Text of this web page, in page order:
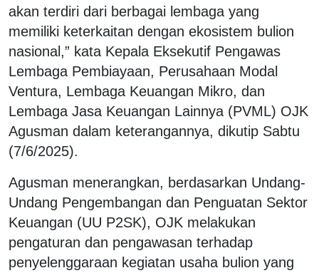
akan terdiri dari berbagai lembaga yang
memiliki keterkaitan dengan ekosistem bulion
nasional,” kata Kepala Eksekutif Pengawas
Lembaga Pembiayaan, Perusahaan Modal
Ventura, Lembaga Keuangan Mikro, dan
Lembaga Jasa Keuangan Lainnya (PVML) OJK
Agusman dalam keterangannya, dikutip Sabtu
(7/6/2025).
Agusman menerangkan, berdasarkan Undang-
Undang Pengembangan dan Penguatan Sektor
Keuangan (UU P2SK), OJK melakukan
pengaturan dan pengawasan terhadap
penyelenggaraan kegiatan usaha bulion yang